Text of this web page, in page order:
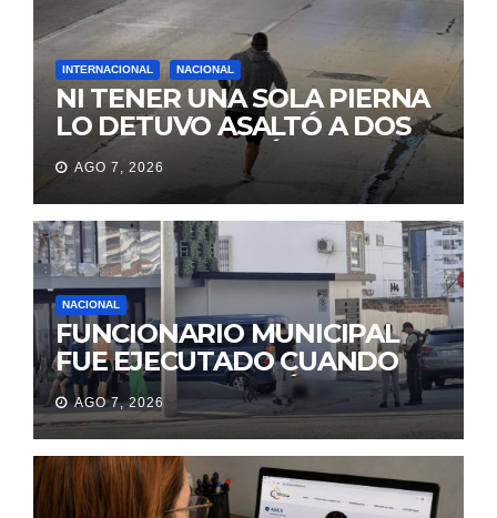
INTERNACIONAL NACIONAL
NI TENER UNA SOLA PIERNA
LO DETUVO ASALTÓ A DOS
MUJERES Y HUYÓ
BRINCANDO.
AGO 7, 2026
NACIONAL
FUNCIONARIO MUNICIPAL
FUE EJECUTADO CUANDO
IBA A UNA REUNIÓN DE
TRABAJO EN MANTA
AGO 7, 2026